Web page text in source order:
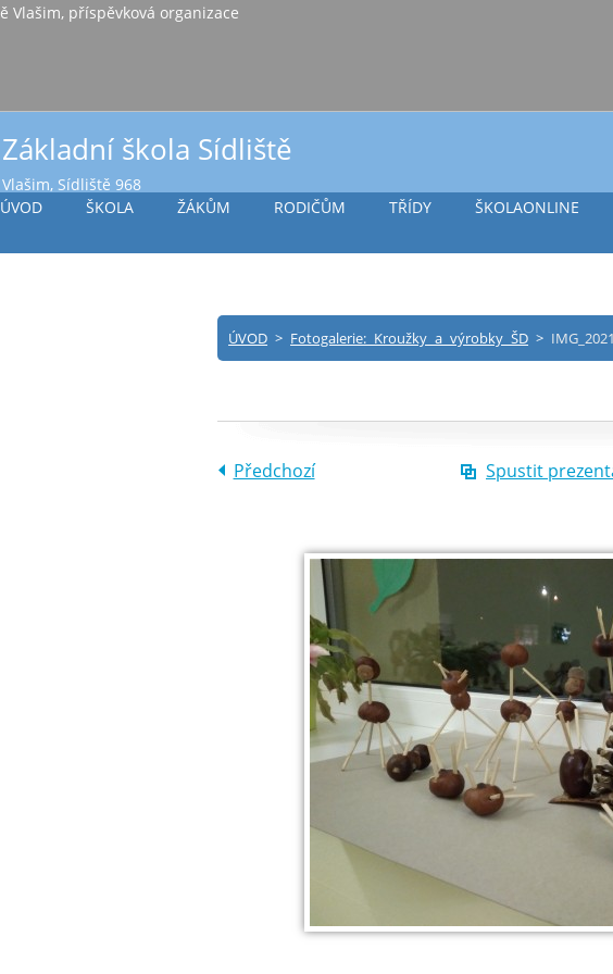
Sídliště Vlašim, příspěvková organizace
Základní škola Sídliště
Vlašim, Sídliště 968
ÚVOD
ŠKOLA ŽÁKŮM RODIČŮM TŘÍDY ŠKOLAONLINE
ÚVOD > Fotogalerie: Kroužky a výrobky ŠD >
Předchozí Spustit